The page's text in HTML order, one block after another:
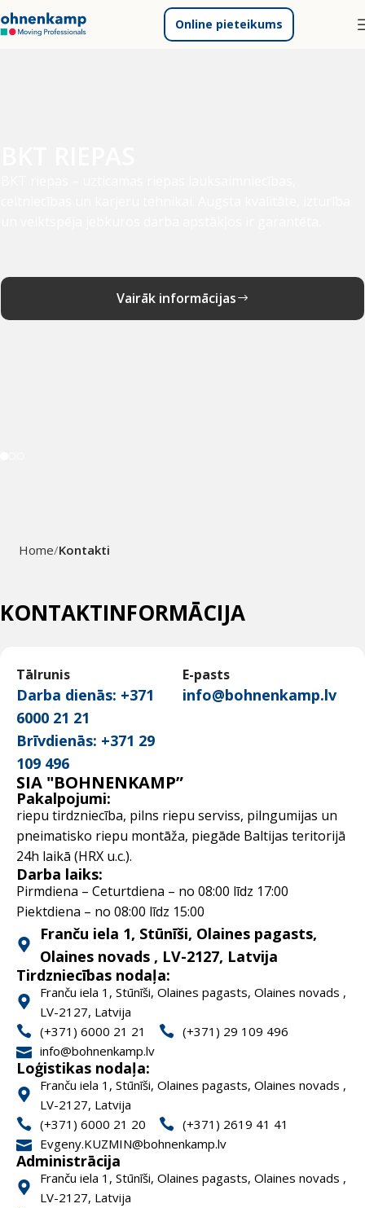
Online pieteikums
Vairāk informācijas
Home Kontakti
KONTAKTINFORMĀCIJA
Tālrunis
Darba dienās: +371
6000 21 21
Brīvdienās: +371 29
109 496
E-pasts
info@bohnenkamp.lv
SIA "BOHNENKAMP”
Pakalpojumi:
riepu tirdzniecība, pilns riepu serviss, pilngumijas un
pneimatisko riepu montāža, piegāde Baltijas teritorijā
24h laikā (HRX u.c.).
Darba laiks:
Pirmdiena – Ceturtdiena – no 08:00 līdz 17:00
Piektdiena – no 08:00 līdz 15:00
Franču iela 1, Stūnīši, Olaines pagasts,
Olaines novads , LV-2127, Latvija
Tirdzniecības nodaļa:
Franču iela 1, Stūnīši, Olaines pagasts, Olaines novads ,
LV-2127, Latvija
(+371) 6000 21 21
(+371) 29 109 496
info@bohnenkamp.lv
Loģistikas nodaļa:
Franču iela 1, Stūnīši, Olaines pagasts, Olaines novads ,
LV-2127, Latvija
(+371) 6000 21 20
(+371) 2619 41 41
Evgeny.KUZMIN@bohnenkamp.lv
Administrācija
Franču iela 1, Stūnīši, Olaines pagasts, Olaines novads ,
LV-2127, Latvija